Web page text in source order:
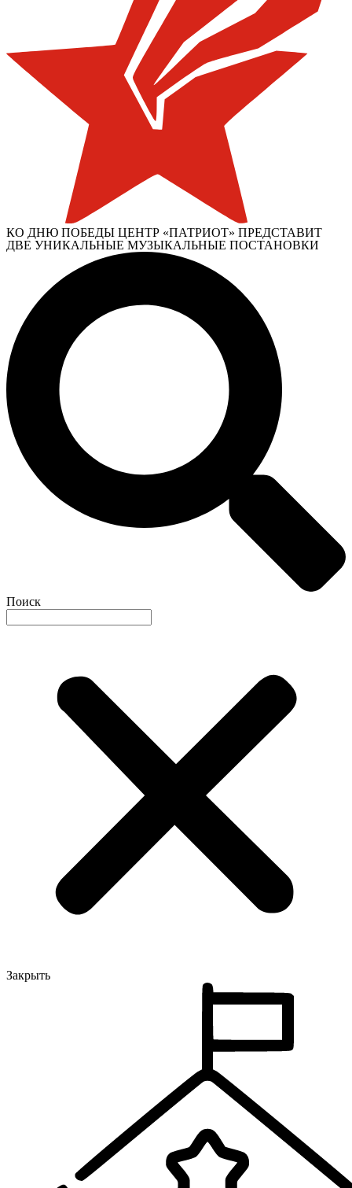
КО ДНЮ ПОБЕДЫ ЦЕНТР «ПАТРИОТ» ПРЕДСТАВИТ
ДВЕ УНИКАЛЬНЫЕ МУЗЫКАЛЬНЫЕ ПОСТАНОВКИ
Поиск
Закрыть